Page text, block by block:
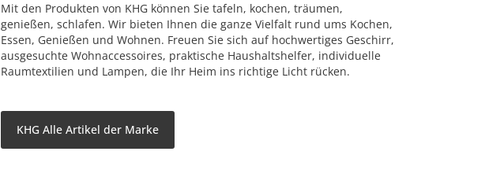
Mit den Produkten von KHG können Sie tafeln, kochen, träumen,
genießen, schlafen. Wir bieten Ihnen die ganze Vielfalt rund ums Kochen,
Essen, Genießen und Wohnen. Freuen Sie sich auf hochwertiges Geschirr,
ausgesuchte Wohnaccessoires, praktische Haushaltshelfer, individuelle
Raumtextilien und Lampen, die Ihr Heim ins richtige Licht rücken.
KHG Alle Artikel der Marke